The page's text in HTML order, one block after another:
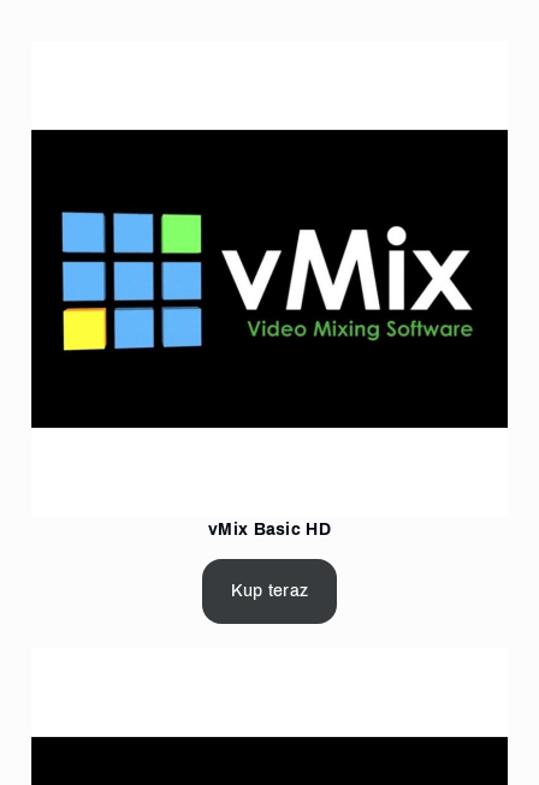
vMix Basic HD
Kup teraz